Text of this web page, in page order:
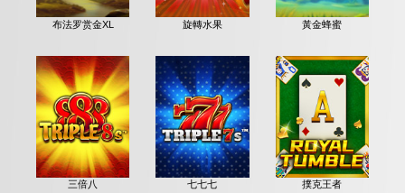
布法罗赏金XL 旋轉水果 黃金蜂蜜
三倍八 七七七 撲克王者